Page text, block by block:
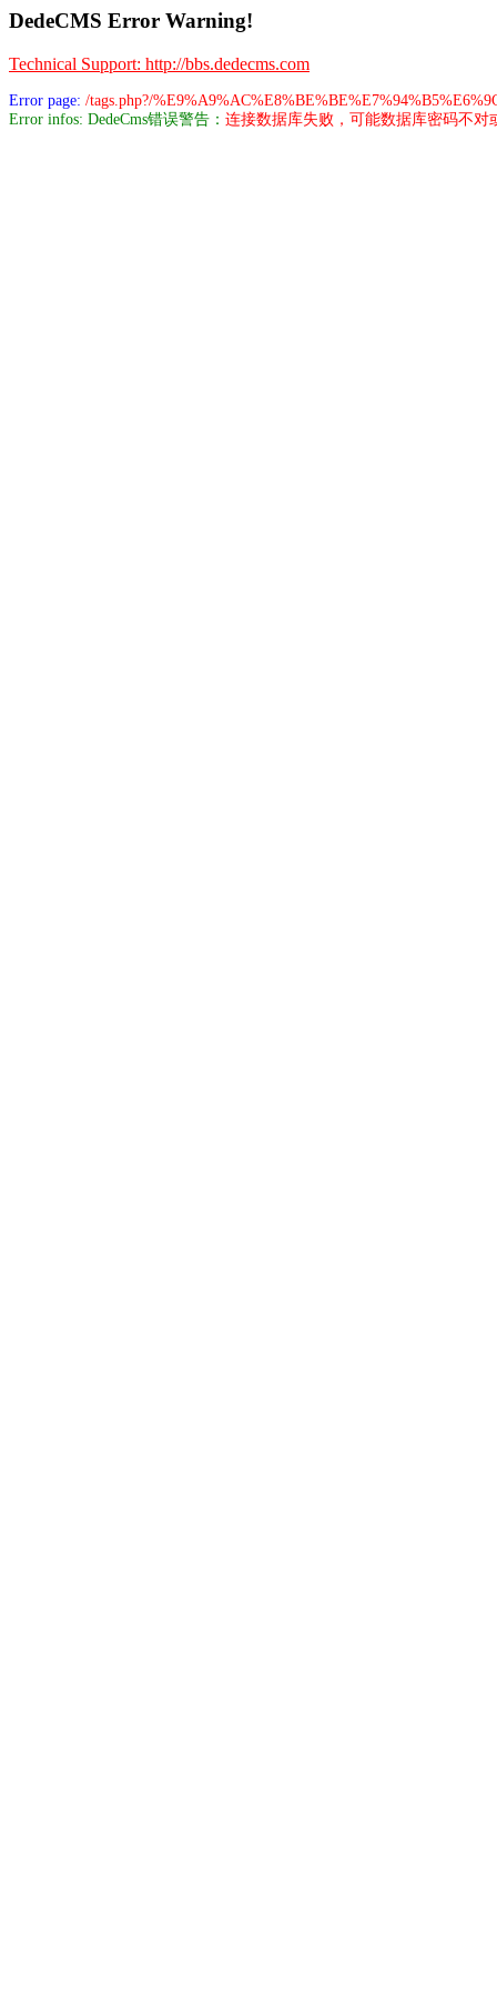
DedeCMS Error Warning!
Technical Support: http://bbs.dedecms.com
Error page: /tags.php?/
Error infos: DedeCms错误警告： 连接数据库失败，可能数据库密码不对